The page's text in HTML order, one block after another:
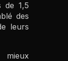
1,5
des
leurs